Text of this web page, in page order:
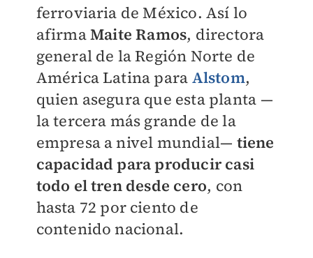
ferroviaria de México. Así lo
afirmaMaite Ramos, directora
general de la Región Norte de
América Latina para Alstom,
quien asegura que esta planta —
la tercera más grande de la
empresa a nivel mundial— tiene
capacidad para producir casi
todo el tren desde cero, con
hasta 72 por ciento de
contenido nacional.